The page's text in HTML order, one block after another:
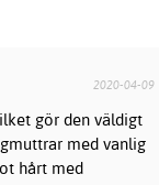
2020-04-09
gör den väldigt
med vanlig
hårt med